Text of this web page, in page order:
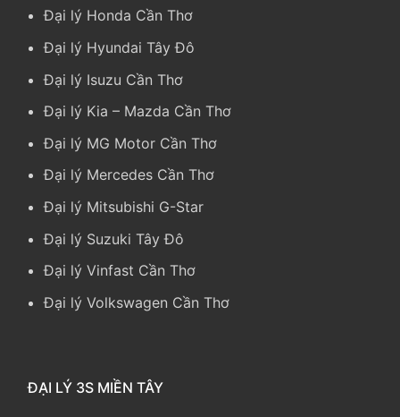
Đại lý Honda Cần Thơ
Đại lý Hyundai Tây Đô
Đại lý Isuzu Cần Thơ
Đại lý Kia – Mazda Cần Thơ
Đại lý MG Motor Cần Thơ
Đại lý Mercedes Cần Thơ
Đại lý Mitsubishi G-Star
Đại lý Suzuki Tây Đô
Đại lý Vinfast Cần Thơ
Đại lý Volkswagen Cần Thơ
ĐẠI LÝ 3S MIỀN TÂY